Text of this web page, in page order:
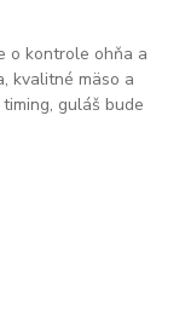
o kontrole ohňa a
kvalitné mäso a
guláš bude